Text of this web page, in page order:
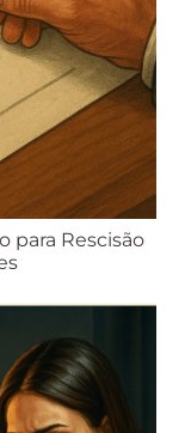
para Rescisão